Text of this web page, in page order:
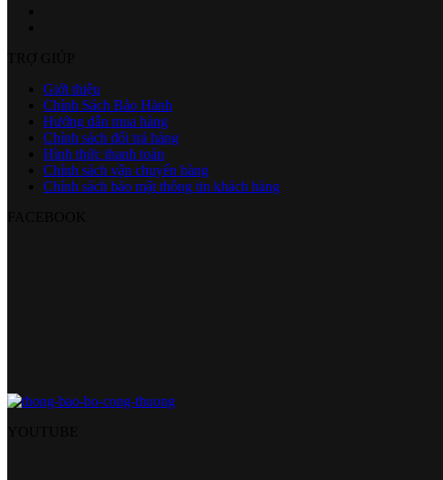
Giới thiệu
Chính Sách Bảo Hành
Hướng dẫn mua hàng
Chính sách đổi trả hàng
Hình thức thanh toán
Chính sách vận chuyển hàng
Chính sách bảo mật thông tin khách hàng